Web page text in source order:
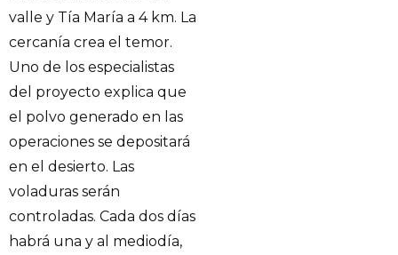
valle y Tía María a 4 km. La
cercanía crea el temor.
Uno de los especialistas
del proyecto explica que
el polvo generado en las
operaciones se depositará
en el desierto. Las
voladuras serán
controladas. Cada dos días
habrá una y al mediodía,